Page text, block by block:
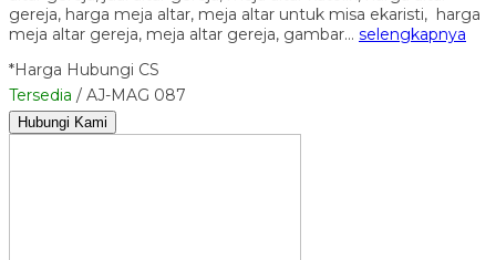
gereja, harga meja altar, meja altar untuk misa ekaristi, harga
meja altar gereja, meja altar gereja, gambar… selengkapnya
*Harga Hubungi CS
Tersedia / AJ-MAG 087
Hubungi Kami